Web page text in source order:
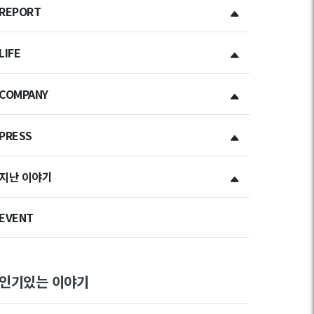
난 이야기
기있는 이야기